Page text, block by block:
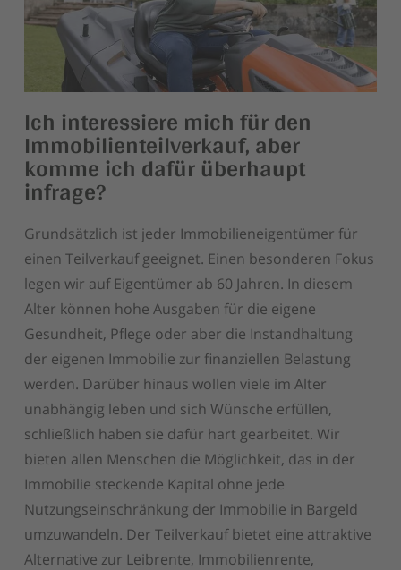
Ich interessiere mich für den
Immobilienteilverkauf, aber
komme ich dafür überhaupt
infrage?
Grundsätzlich ist jeder Immobilieneigentümer für
einen Teilverkauf geeignet. Einen besonderen Fokus
legen wir auf Eigentümer ab 60 Jahren. In diesem
Alter können hohe Ausgaben für die eigene
Gesundheit, Pflege oder aber die Instandhaltung
der eigenen Immobilie zur finanziellen Belastung
werden. Darüber hinaus wollen viele im Alter
unabhängig leben und sich Wünsche erfüllen,
schließlich haben sie dafür hart gearbeitet. Wir
bieten allen Menschen die Möglichkeit, das in der
Immobilie steckende Kapital ohne jede
Nutzungseinschränkung der Immobilie in Bargeld
umzuwandeln. Der Teilverkauf bietet eine attraktive
Alternative zur Leibrente, Immobilienrente,